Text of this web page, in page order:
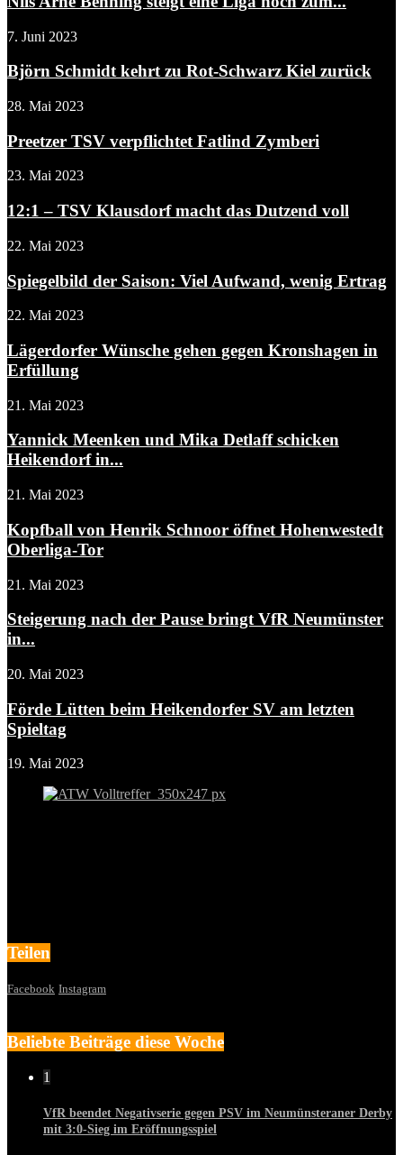
7. Juni 2023
Björn Schmidt kehrt zu Rot-Schwarz Kiel zurück
28. Mai 2023
Preetzer TSV verpflichtet Fatlind Zymberi
23. Mai 2023
12:1 – TSV Klausdorf macht das Dutzend voll
22. Mai 2023
Spiegelbild der Saison: Viel Aufwand, wenig Ertrag
22. Mai 2023
Lägerdorfer Wünsche gehen gegen Kronshagen in
Erfüllung
21. Mai 2023
Yannick Meenken und Mika Detlaff schicken
Heikendorf in...
21. Mai 2023
Kopfball von Henrik Schnoor öffnet Hohenwestedt
Oberliga-Tor
21. Mai 2023
Steigerung nach der Pause bringt VfR Neumünster
in...
20. Mai 2023
Förde Lütten beim Heikendorfer SV am letzten
Spieltag
19. Mai 2023
Teilen
Facebook Instagram
Beliebte Beiträge diese Woche
1
VfR beendet Negativserie gegen PSV im Neumünsteraner Derby
mit 3:0-Sieg im Eröffnungsspiel